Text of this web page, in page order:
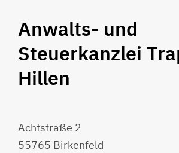
Anwalts- und
Steuerkanzlei
Hillen
Achtstraße 2
55765 Birkenfeld